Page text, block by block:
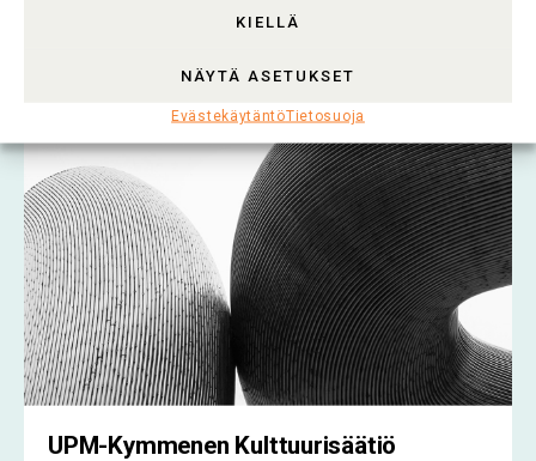
KIELLÄ
NÄYTÄ ASETUKSET
EvästekäytäntöTietosuoja
UPM-Kymmenen Kulttuurisäätiö